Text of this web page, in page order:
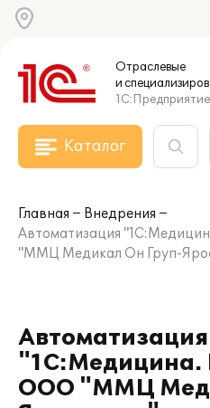
Отраслевые
и
1С:Предприятие
Каталог
Главная
Внедрения
Автоматизация
"ММЦ Медикал Он Груп-
Автоматизация
"1С:Медицина.
ООО "ММЦ